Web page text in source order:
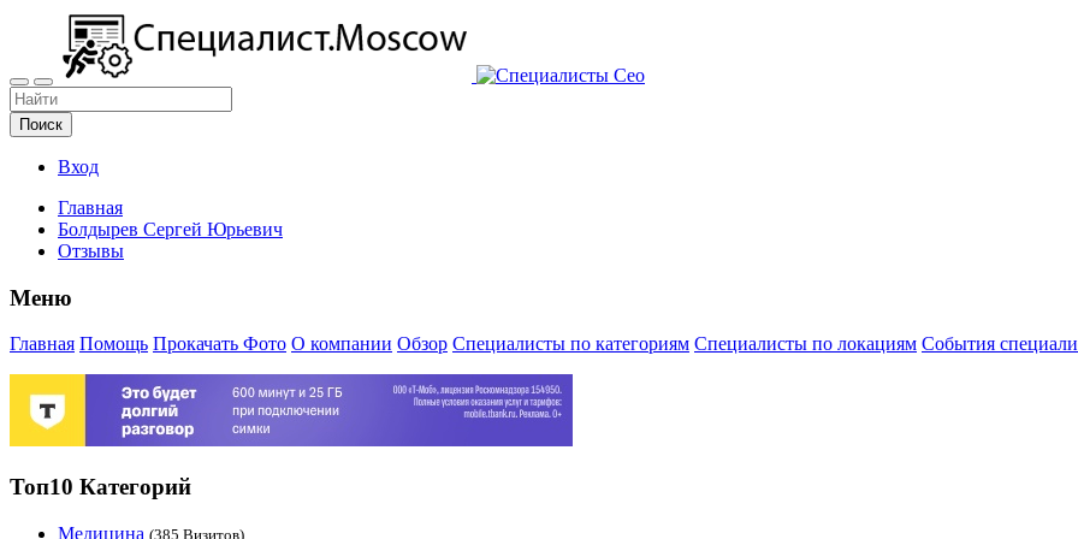
Поиск
Вход
Главная
Болдырев Сергей Юрьевич
Отзывы
Меню
Главная Помощь Прокачать Фото О компании Обзор Специалисты по категориям Специалисты по локациям События
Топ10 Категорий
Медицина (385 Визитов)